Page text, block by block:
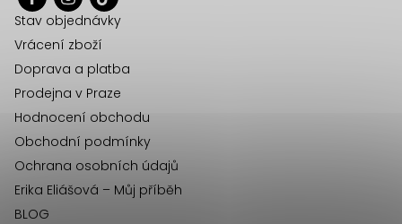
Stav objednávky
Vrácení zboží
Doprava a platba
Prodejna v Praze
Hodnocení obchodu
Obchodní podmínky
Ochrana osobních údajů
Erika Eliášová – Můj příběh
BLOG